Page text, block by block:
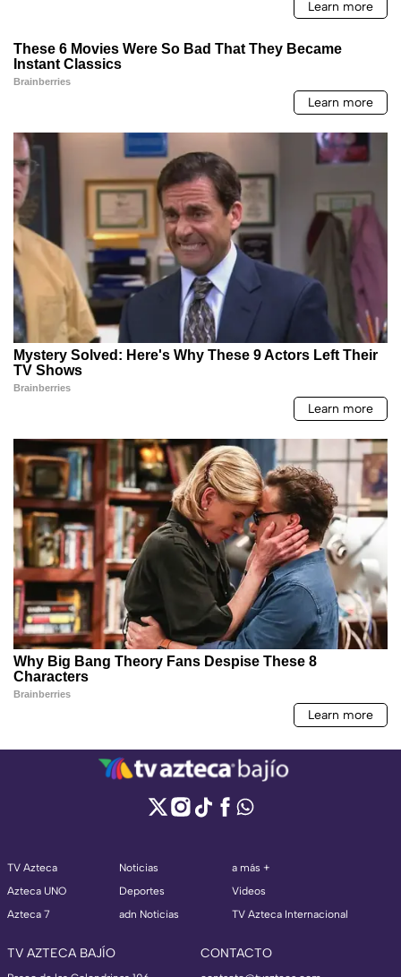
TV Azteca
Azteca UNO
Azteca 7
Noticias
Deportes
adn Noticias
a más +
Videos
TV Azteca Internacional
TV AZTECA BAJÍO CONTACTO